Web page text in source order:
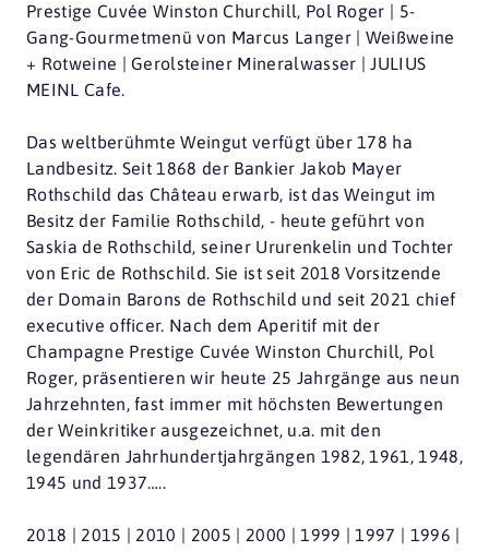
Prestige Cuvée Winston Churchill, Pol Roger | 5-
Gang-Gourmetmenü von Marcus Langer | Weißweine
+ Rotweine | Gerolsteiner Mineralwasser | JULIUS
MEINL Cafe.
Das weltberühmte Weingut verfügt über 178 ha
Landbesitz. Seit 1868 der Bankier Jakob Mayer
Rothschild das Château erwarb, ist das Weingut im
Besitz der Familie Rothschild, - heute geführt von
Saskia de Rothschild, seiner Ururenkelin und Tochter
von Eric de Rothschild. Sie ist seit 2018 Vorsitzende
der Domain Barons de Rothschild und seit 2021 chief
executive officer. Nach dem Aperitif mit der
Champagne Prestige Cuvée Winston Churchill, Pol
Roger, präsentieren wir heute 25 Jahrgänge aus neun
Jahrzehnten, fast immer mit höchsten Bewertungen
der Weinkritiker ausgezeichnet, u.a. mit den
legendären Jahrhundertjahrgängen 1982, 1961, 1948,
1945 und 1937…..
2018 | 2015 | 2010 | 2005 | 2000 | 1999 | 1997 | 1996 |